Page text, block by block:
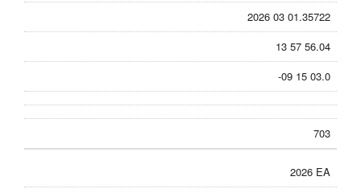
2026 03 01.35722
13 57 56.04
-09 15 03.0
703
2026 EA